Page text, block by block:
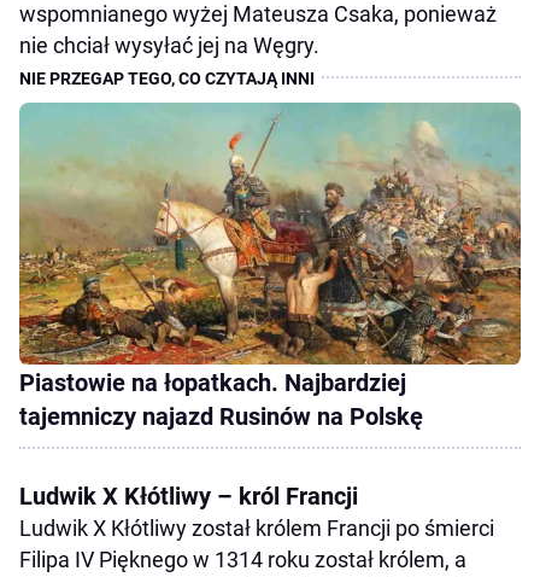
wspomnianego wyżej Mateusza Csaka, ponieważ
nie chciał wysyłać jej na Węgry.
Piastowie na łopatkach. Najbardziej
tajemniczy najazd Rusinów na Polskę
Ludwik X Kłótliwy – król Francji
Ludwik X Kłótliwy został królem Francji po śmierci
Filipa IV Pięknego w 1314 roku został królem, a